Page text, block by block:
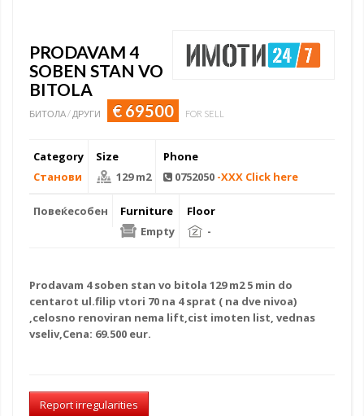
PRODAVAM 4
SOBEN STAN VO
BITOLA
БИТОЛА / ДРУГИ € 69500 FOR SELL
Category
Станови
Size
129 m2
Phone
0752050 -XXX Click here
Повеќесобен
Furniture
Empty
Floor
-
Prodavam 4 soben stan vo bitola 129 m2 5 min do
centarot ul.filip vtori 70 na 4 sprat ( na dve nivoa)
,celosno renoviran nema lift,cist imoten list, vednas
vseliv,Cena: 69.500 eur.
Report irregularities